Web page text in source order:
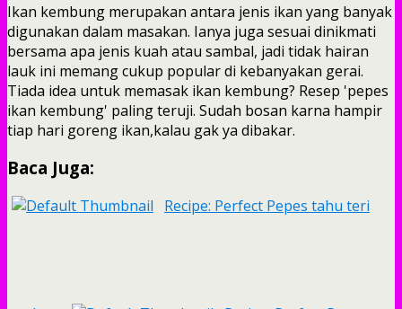
Ikan kembung merupakan antara jenis ikan yang banyak
digunakan dalam masakan. Ianya juga sesuai dinikmati
bersama apa jenis kuah atau sambal, jadi tidak hairan
lauk ini memang cukup popular di kebanyakan gerai.
Tiada idea untuk memasak ikan kembung? Resep 'pepes
ikan kembung' paling teruji. Sudah bosan karna hampir
tiap hari goreng ikan,kalau gak ya dibakar.
Baca Juga:
Recipe: Perfect Pepes tahu teri